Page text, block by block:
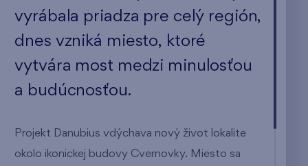
vyrábala priadza pre celý región,
dnes vzniká miesto, ktoré
vytvára most medzi minulosťou
a budúcnosťou.
Projekt Danubius vdýchava nový život lokalite
okolo ikonickej budovy Cvernovky. Miesto sa